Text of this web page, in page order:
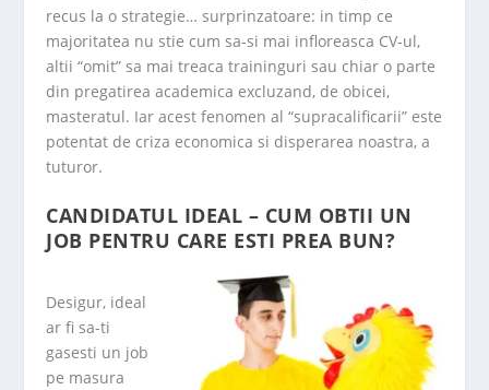
recus la o strategie… surprinzatoare: in timp ce
majoritatea nu stie cum sa-si mai infloreasca CV-ul,
altii “omit” sa mai treaca traininguri sau chiar o parte
din pregatirea academica excluzand, de obicei,
masteratul. Iar acest fenomen al “supracalificarii” este
potentat de criza economica si disperarea noastra, a
tuturor.
CANDIDATUL IDEAL – CUM OBTII UN
JOB PENTRU CARE ESTI PREA BUN?
Desigur, ideal
ar fi sa-ti
gasesti un job
pe masura